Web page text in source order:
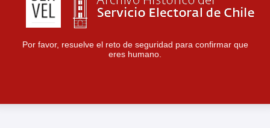
Por favor, resuelve el reto de seguridad para confirmar que
eres humano.